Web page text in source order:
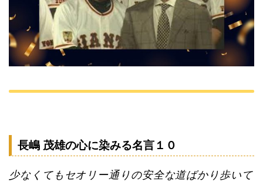
長嶋 茂雄の心に染みる名言１０
少なくてもセオリー通りの安全な道ばかり歩いて